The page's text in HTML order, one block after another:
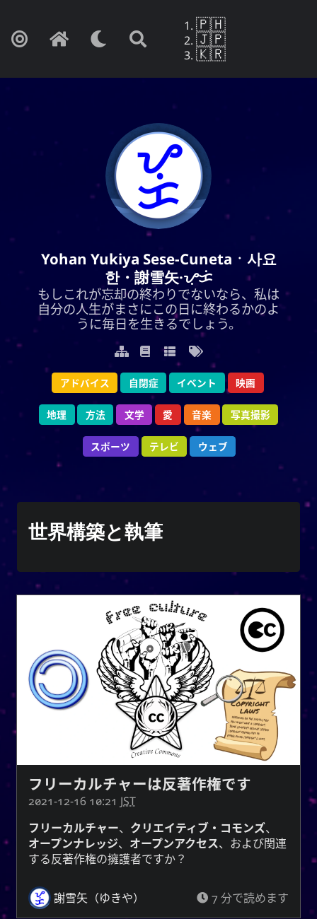
🇵🇭
🇯🇵
🇰🇷
Yohan Yukiya Sese-Cunetaㆍ사요
한・謝雪矢·ᜌᜓᜃᜒ
もしこれが忘却の終わりでないなら、私は
自分の人生がまさにこの日に終わるかのよ
うに毎日を生きるでしょう。
アドバイス 自閉症 イベント 映画
地理 方法 文学 愛 音楽 写真撮影
スポーツ テレビ ウェブ
世界構築と執筆
フリーカルチャーは反著作権です
2021-12-16 10:21 JST
フリーカルチャー、 クリエイティブ・コモンズ、
オープンナレッジ、 オープンアクセス、および関連
する反著作権の擁護者ですか？
謝雪矢（ゆきや） 7 分で読めます
Yohan Yukiya Sese-Cunetaㆍ사요
한・謝雪矢·ᜌᜓᜃᜒ
もしこれが忘却の終わりでないなら、私は
自分の人生がまさにこの日に終わるかのよ
うに毎日を生きるでしょう。
アドバイス
自閉症
イベント
映画
地理
方法
文学
音楽
写真撮影
スポーツ
テレビ
ウェブ
YOOkiクロニクルズ
YourOnly.One
の頭文
字をマッシュアップしたものです。
ᜌᜓᜃᜒ
(
Yuki
・雪
矢
)**というニックネームがあります。
興味深いことに、中国の伝説によると、
代中国の姓です。 姓の祖先は、ユ·シュンという古
代の賢王と密接に関連していました。 韓国では
유
系が夏·韓·朝鮮時代にさかのぼる。 ユまたは
ユという名前の所有者は、慈善と勤勉で有名でし
た。
1
また、
柳
または
柳
を意味する
雅で細身
、そしてすべての人に持続的な栄養と資
源を提供する水域の近くに生えている木を意味す
る。 それはまた、存在すること、すなわち油
として存在すること
を意味することもできます。
ハンジ
紀
文字は、記録、規律、注文を提供す
ることを意味します。 ハングルの
키
は、エネ
を作る時に使う接尾辞でもあります。